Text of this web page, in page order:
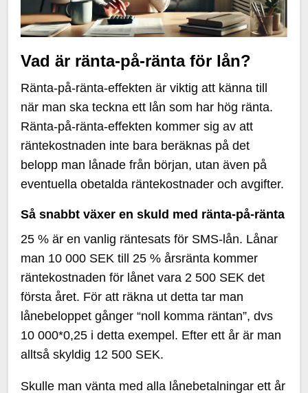
Vad är ränta-på-ränta för lån?
Ränta-på-ränta-effekten är viktig att känna till
när man ska teckna ett lån som har hög ränta.
Ränta-på-ränta-effekten kommer sig av att
räntekostnaden inte bara beräknas på det
belopp man lånade från början, utan även på
eventuella obetalda räntekostnader och avgifter.
Så snabbt växer en skuld med ränta-på-ränta
25 % är en vanlig räntesats för SMS-lån. Lånar
man 10 000 SEK till 25 % årsränta kommer
räntekostnaden för lånet vara 2 500 SEK det
första året. För att räkna ut detta tar man
lånebeloppet gånger “noll komma räntan”, dvs
10 000*0,25 i detta exempel. Efter ett år är man
alltså skyldig 12 500 SEK.
Skulle man vänta med alla lånebetalningar ett år